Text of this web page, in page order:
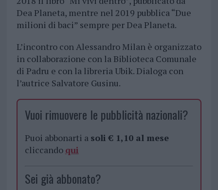
Dea Planeta, mentre nel 2019 pubblica “Due
milioni di baci” sempre per Dea Planeta.
L’incontro con Alessandro Milan è organizzato
in collaborazione con la Biblioteca Comunale
di Padru e con la libreria Ubik. Dialoga con
l’autrice Salvatore Gusinu.
Vuoi rimuovere le pubblicità nazionali?
Puoi abbonarti a soli € 1,10 al mese
cliccando qui
Sei già abbonato?